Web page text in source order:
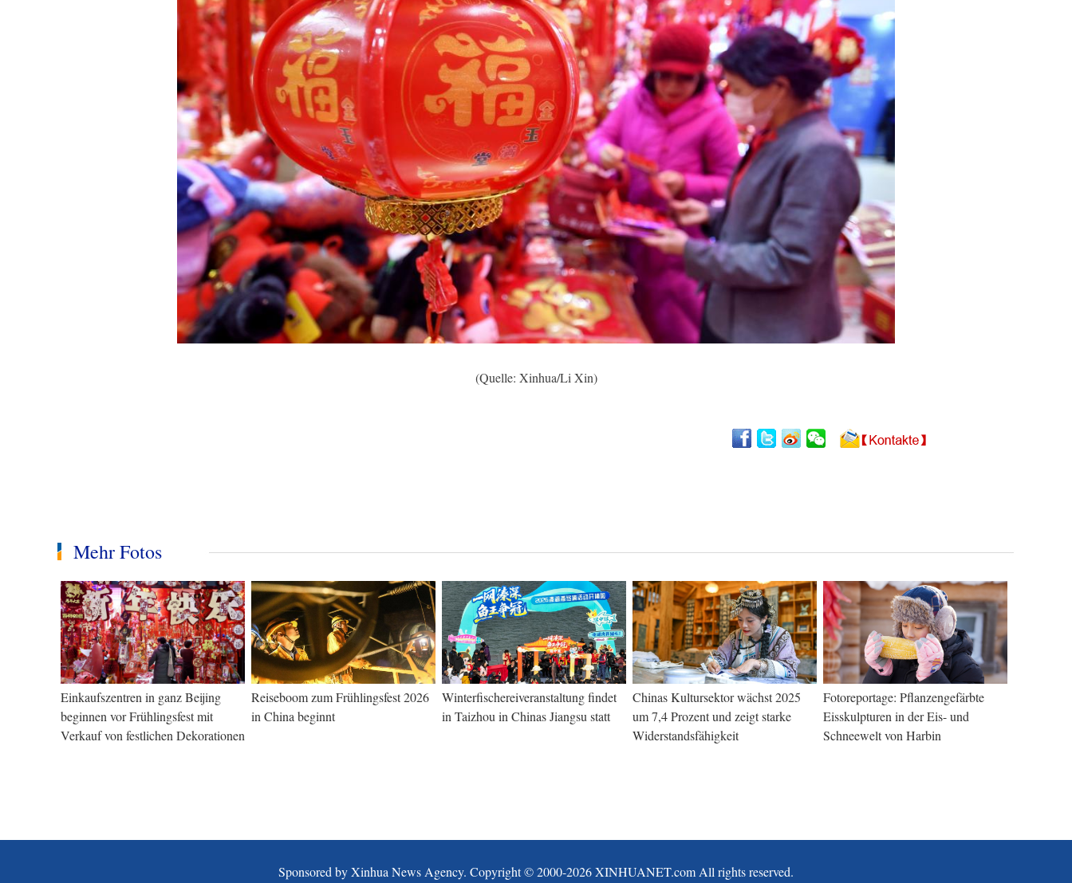
(Quelle: Xinhua/Li Xin)
Mehr Fotos
Einkaufszentren in ganz Beijing
beginnen vor Frühlingsfest mit
Verkauf von festlichen Dekorationen
Reiseboom zum Frühlingsfest 2026
in China beginnt
Winterfischereiveranstaltung findet
in Taizhou in Chinas Jiangsu statt
Chinas Kultursektor wächst 2025
um 7,4 Prozent und zeigt starke
Widerstandsfähigkeit
Fotoreportage: Pflanzengefärbte
Eisskulpturen in der Eis- und
Schneewelt von Harbin
Sponsored by Xinhua News Agency. Copyright © 2000-2026 XINHUANET.com All rights reserved.